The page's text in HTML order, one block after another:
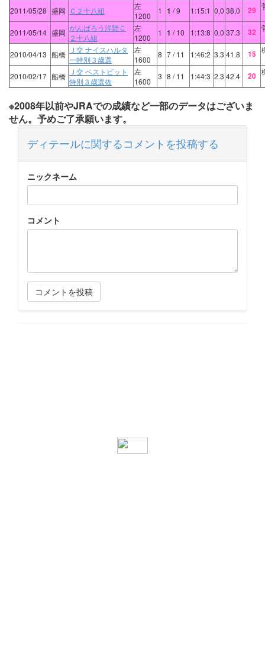
2011/05/28 盛岡 Ｃ２十八組
左
1200
1 1 / 9 1:15:1 0.0 38.0 29
2011/05/14 盛岡 がんばろう洋野Ｃ
２十八組
左
1200
1 1 / 10 1:13:8 0.0 37.3 32
2010/04/13 船橋
Ｊ交 ナイスハルタ
ー特別３歳選
左
1600
8 7/ 11 1:46:2 3.3 41.8 15
2010/02/17 船橋
Ｊ交 ベストビット
特別３歳選抜
左
1600
3 8 / 11 1:44:3 2.3 42.4 20
※2008年以前やJRAでの成績など一部のデータはございま
せん。予めご了承願います。
ディテールに関するコメントを投稿する
ニックネーム
コメント